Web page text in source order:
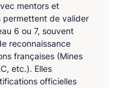
mentors et
permettent de valider
6 ou 7, souvent
reconnaissance
françaises (Mines
etc.). Elles
officielles